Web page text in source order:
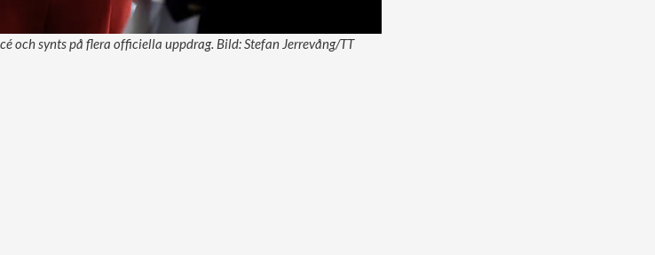
och synts på flera officiella uppdrag. Bild: Stefan Jerrevång/TT